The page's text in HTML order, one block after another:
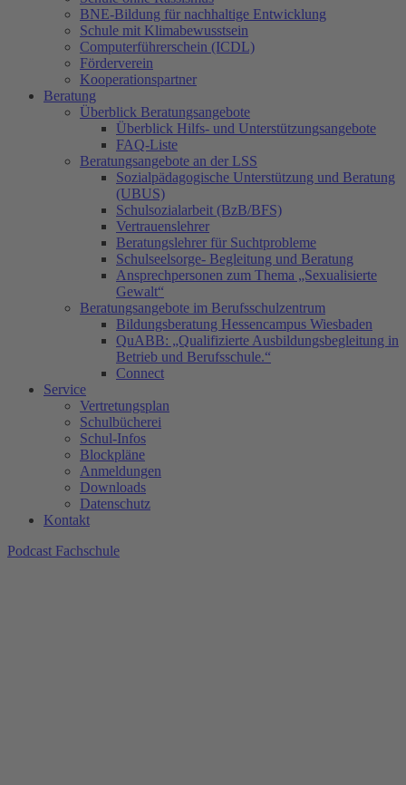
BNE-Bildung für nachhaltige Entwicklung
Schule mit Klimabewusstsein
Computerführerschein (ICDL)
Förderverein
Kooperationspartner
Beratung
Überblick Beratungsangebote
Überblick Hilfs- und Unterstützungsangebote
FAQ-Liste
Beratungsangebote an der LSS
Sozialpädagogische Unterstützung und Beratung
(UBUS)
Schulsozialarbeit (BzB/BFS)
Vertrauenslehrer
Beratungslehrer für Suchtprobleme
Schulseelsorge- Begleitung und Beratung
Ansprechpersonen zum Thema „Sexualisierte
Gewalt“
Beratungsangebote im Berufsschulzentrum
Bildungsberatung Hessencampus Wiesbaden
QuABB: „Qualifizierte Ausbildungsbegleitung in
Betrieb und Berufsschule.“
Connect
Service
Vertretungsplan
Schulbücherei
Schul-Infos
Blockpläne
Anmeldungen
Downloads
Datenschutz
Kontakt
Podcast Fachschule